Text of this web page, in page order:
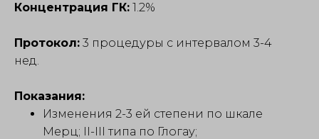
Концентрация ГК: 1.2%
Протокол: 3 процедуры с интервалом 3-4
нед.
Показания:
Изменения 2-3 ей степени по шкале
Мерц; II-III типа по Глогау;